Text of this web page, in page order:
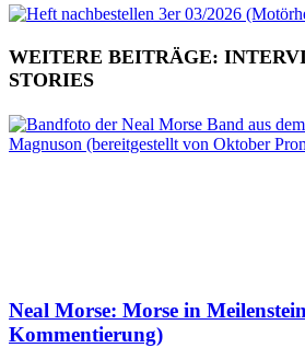
WEITERE BEITRÄGE:
STORIES
Neal Morse: Morse in
Kommentierung)